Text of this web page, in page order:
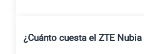
¿Cuánto cuesta el ZTE Nubia